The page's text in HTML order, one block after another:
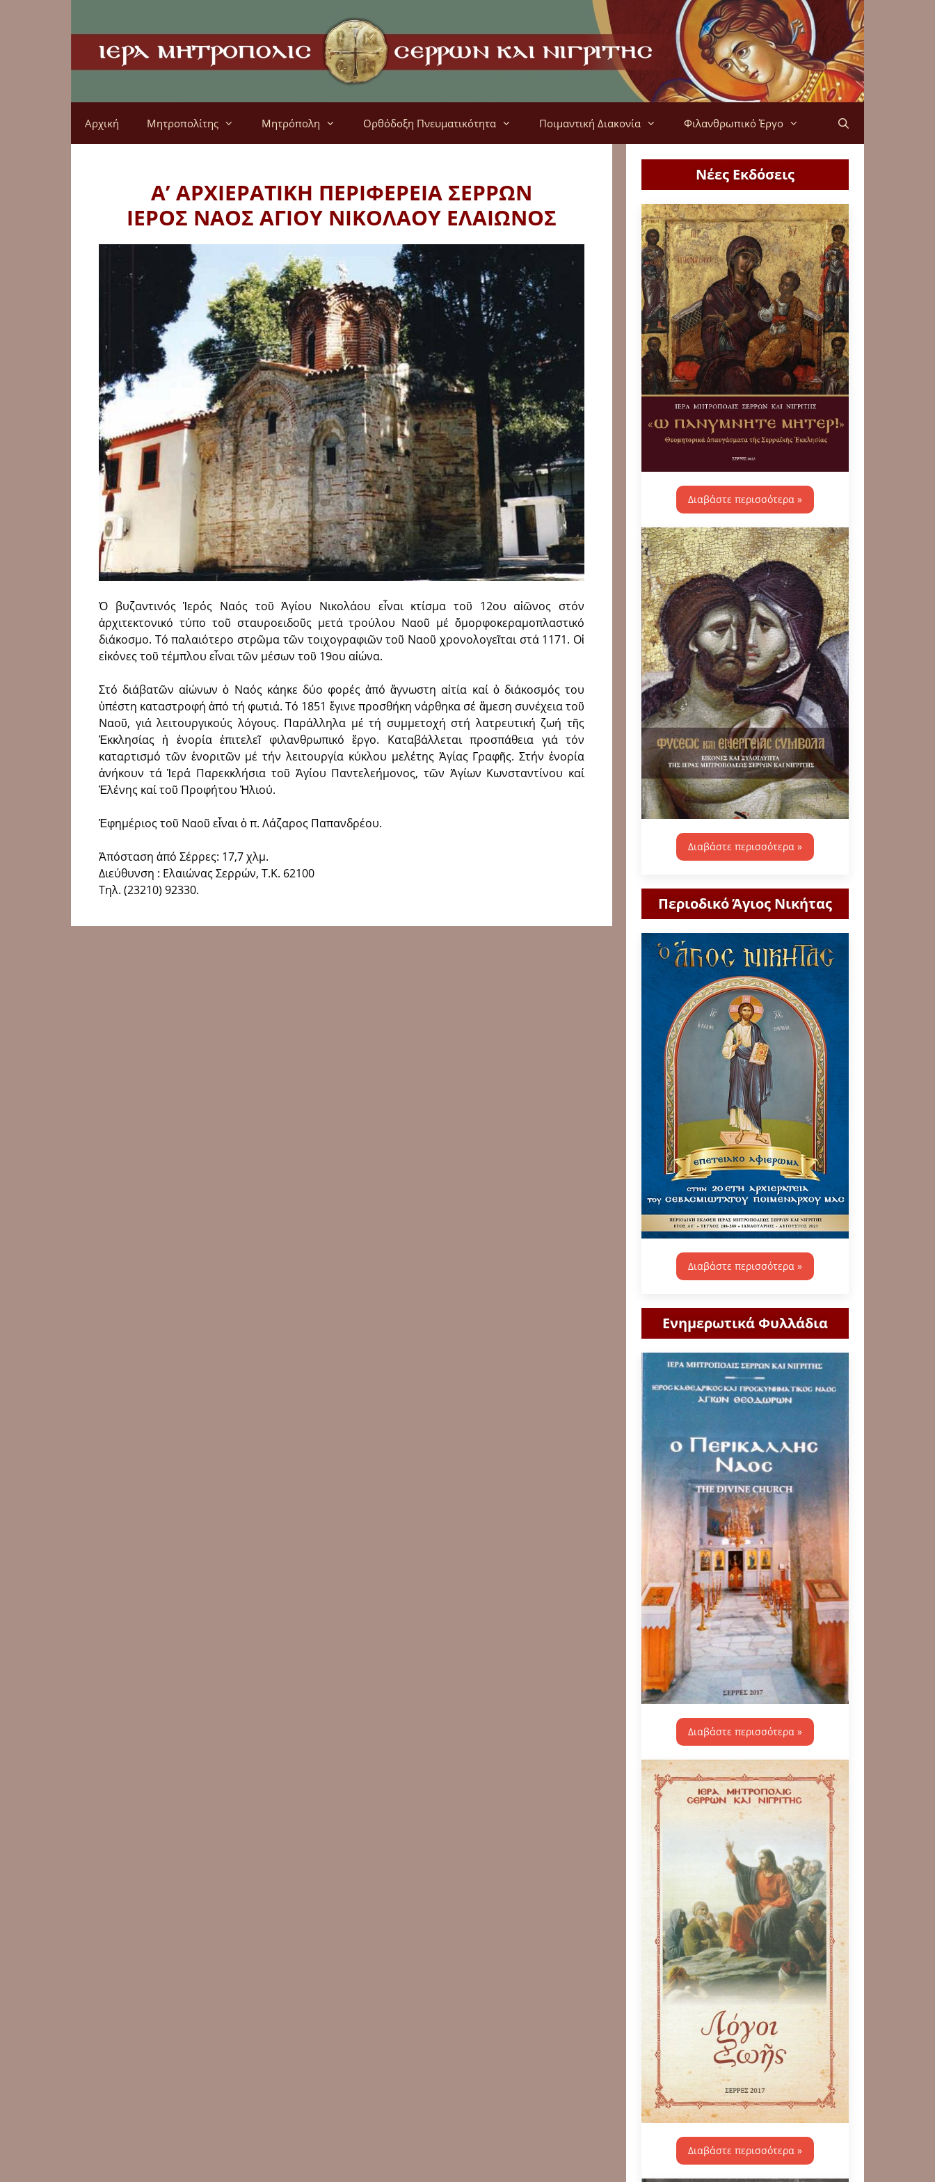
Αρχική Μητροπολίτης Μητρόπολη Ορθόδοξη Πνευματικότητα Ποιμαντική Διακονία Φιλανθρωπικό Έργο
Α’ ΑΡΧΙΕΡΑΤΙΚΗ ΠΕΡΙΦΕΡΕΙΑ ΣΕΡΡΩΝ
ΙΕΡΟΣ ΝΑΟΣ ΑΓΙΟΥ ΝΙΚΟΛΑΟΥ ΕΛΑΙΩΝΟΣ
Ὁ βυζαντινός Ἱερός Ναός τοῦ Ἁγίου Νικολάου εἶναι κτίσμα τοῦ 12ου αἰῶνος στόν
ἀρχιτεκτονικό τύπο τοῦ σταυροειδοῦς μετά τρούλου Ναοῦ μέ ὄμορφοκεραμοπλαστικό
διάκοσμο. Τό παλαιότερο στρῶμα τῶν τοιχογραφιῶν τοῦ Ναοῦ χρονολογεῖται στά 1171. Οἱ
εἰκόνες τοῦ τέμπλου εἶναι τῶν μέσων τοῦ 19ου αἰώνα.
Στό διάβατῶν αἰώνων ὁ Ναός κάηκε δύο φορές ἀπό ἄγνωστη αἰτία καί ὁ διάκοσμός του
ὑπέστη καταστροφή ἀπό τή φωτιά. Τό 1851 ἔγινε προσθήκη νάρθηκα σέ ἄμεση συνέχεια τοῦ
Ναοῦ, γιά λειτουργικούς λόγους. Παράλληλα μέ τή συμμετοχή στή λατρευτική ζωή τῆς
Ἐκκλησίας ἡ ἐνορία ἐπιτελεῖ φιλανθρωπικό ἔργο. Καταβάλλεται προσπάθεια γιά τόν
καταρτισμό τῶν ἐνοριτῶν μέ τήν λειτουργία κύκλου μελέτης Ἁγίας Γραφῆς. Στήν ἐνορία
ἀνήκουν τά Ἱερά Παρεκκλήσια τοῦ Ἁγίου Παντελεήμονος, τῶν Ἁγίων Κωνσταντίνου καί
Ἑλένης καί τοῦ Προφήτου Ἠλιού.
Ἐφημέριος τοῦ Ναοῦ εἶναι ὁ π. Λάζαρος Παπανδρέου.
Ἀπόσταση ἀπό Σέρρες: 17,7 χλμ.
Διεύθυνση : Ελαιώνας Σερρών, Τ.Κ. 62100
Τηλ. (23210) 92330.
Νέες Εκδόσεις
Διαβάστε περισσότερα »
Διαβάστε περισσότερα »
Περιοδικό Άγιος Νικήτας
Διαβάστε περισσότερα »
Ενημερωτικά Φυλλάδια
Διαβάστε περισσότερα »
Διαβάστε περισσότερα »